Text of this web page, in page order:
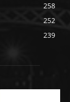
258
252
239